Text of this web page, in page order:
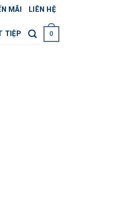
MÃI LIÊN HỆ
TIỆP 0